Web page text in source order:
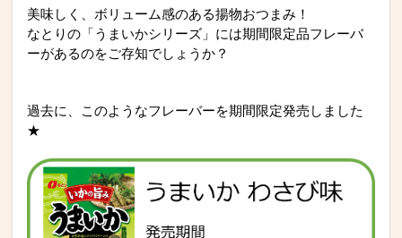
美味しく、ボリューム感のある揚物おつまみ！
なとりの「うまいかシリーズ」には期間限定品フレーバ
ーがあるのをご存知でしょうか？
過去に、このようなフレーバーを期間限定発売しました
★